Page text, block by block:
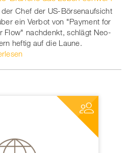
der Chef der US-Börsenaufsicht
ein Verbot von "Payment for
Flow" nachdenkt, schlägt Neo-
heftig auf die Laune.